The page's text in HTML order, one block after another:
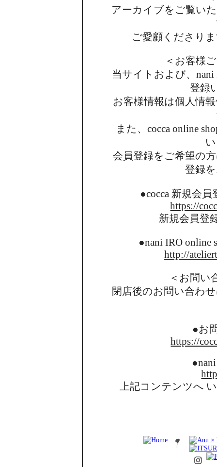
アーカイブを ご覧い
ご愛顧くださり
＜お客様
当サイトおよび、
登録
お客様情報は個人情
また、cocca online
会員登録をご希望の
登録
●cocca 新規会
https://
新規会員登
●nani IRO online
http://
＜お問い
閉店後のお問い合わ
●お
https://
上記コンテンツへ